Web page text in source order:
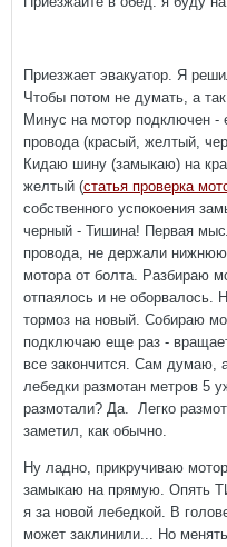
Приезжает эвакуатор. Я
Чтобы потом не думать, а
Минус на мотор подключен
провода (красый, желтый,
Кидаю шину (замыкаю) на
желтый (статья проверка
собственного успокоения
черный - Тишина! Первая
провода, не держали нижнюю
мотора от болта. Разбираю
отпаялось и не
тормоз на новый. Собираю
подключаю еще раз -
все закончится. Сам думаю,
лебедки размотан метров 5
размотали? Да. Легко
заметил, как обычно.
Ну ладно, прикручиваю
замыкаю на прямую. Опять
я за новой лебедкой. В
может заклинили... Но